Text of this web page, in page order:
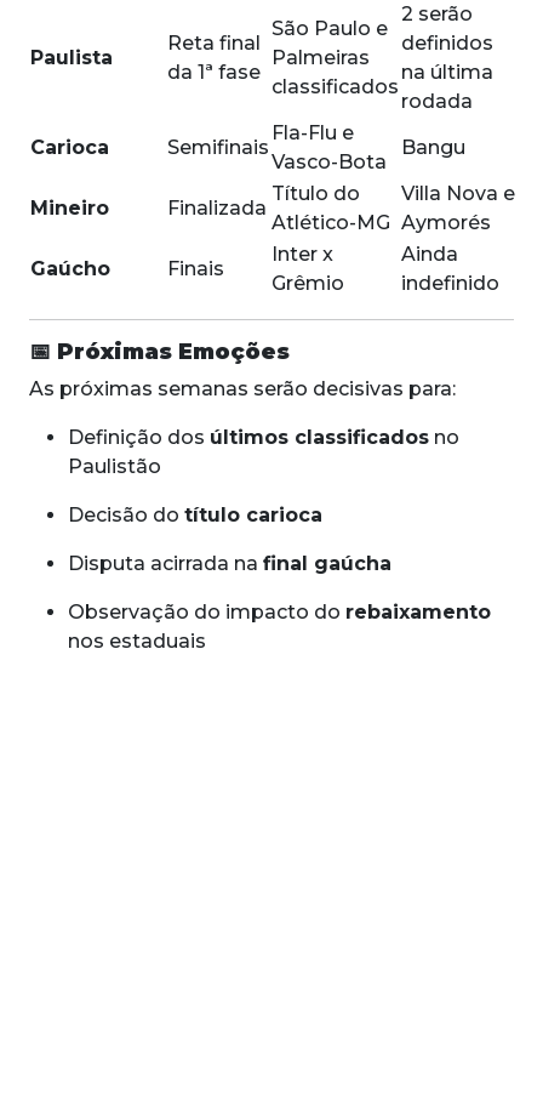
Paulista
Reta final
da 1ª fase
São Paulo e
Palmeiras
classificados
2 serão
definidos
na última
rodada
Carioca
Semifinais
Fla-Flu e
Vasco-Bota
Bangu
Mineiro Finalizada
Título do
Atlético-MG
Villa Nova e
Aymorés
Gaúcho
Finais
Inter x
Grêmio
Ainda
indefinido
📅 Próximas Emoções
As próximas semanas serão decisivas para:
Definição dos últimos classificados no
Paulistão
Decisão do título carioca
Disputa acirrada na final gaúcha
Observação do impacto do rebaixamento
nos estaduais